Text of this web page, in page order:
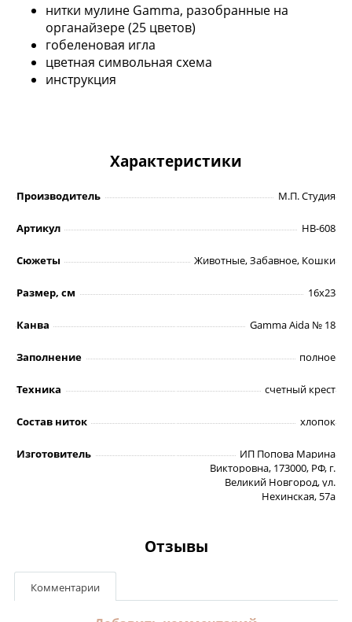
нитки мулине Gamma, разобранные на
органайзере (25 цветов)
гобеленовая игла
цветная символьная схема
инструкция
Характеристики
Производитель М.П. Студия
Артикул НВ-608
Сюжеты Животные, Забавное, Кошки
Размер, см 16х23
Канва Gamma Aida № 18
Заполнение полное
Техника счетный крест
Состав ниток хлопок
Изготовитель
ИП Попова Марина
Викторовна, 173000, РФ, г.
Великий Новгород, ул.
Нехинская, 57а
Отзывы
Комментарии